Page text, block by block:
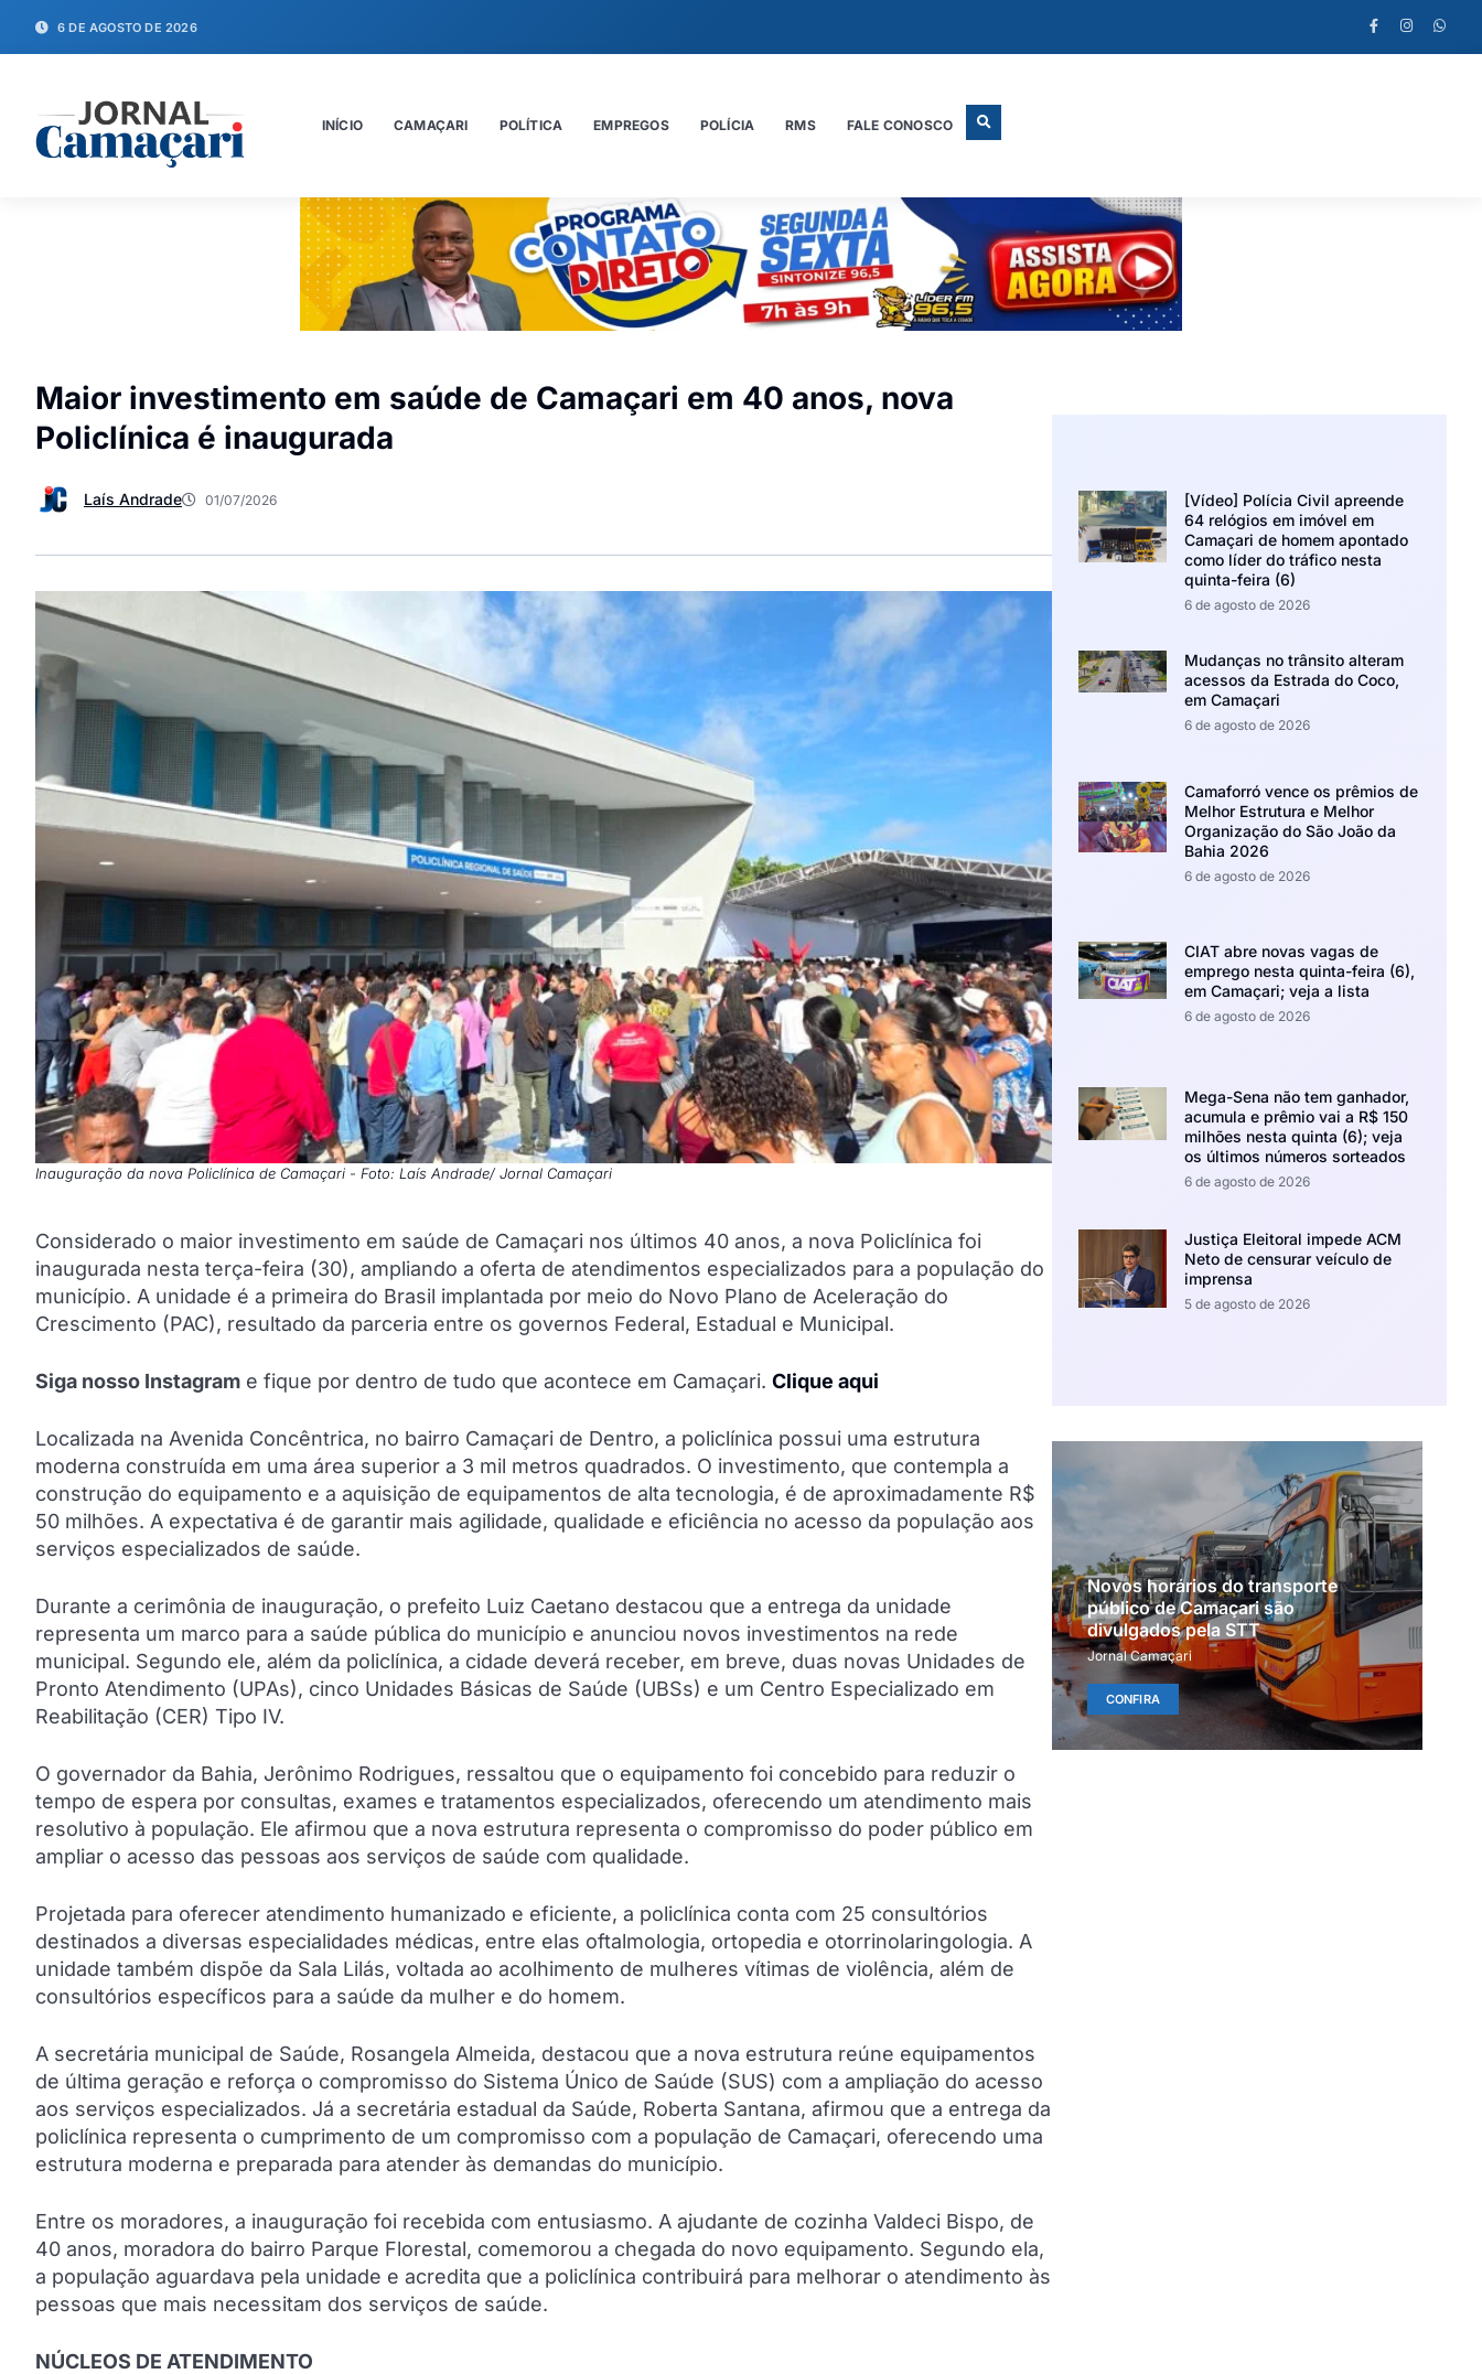
6 DE AGOSTO DE 2026
INÍCIO CAMAÇARI POLÍTICA EMPREGOS POLÍCIA RMS FALE CONOSCO
Maior investimento em saúde de Camaçari em 40 anos, nova
Policlínica é inaugurada
Laís Andrade 01/07/2026
Inauguração da nova Policlínica de Camaçari - Foto: Laís Andrade/ Jornal Camaçari
Considerado o maior investimento em saúde de Camaçari nos últimos 40 anos, a nova Policlínica foi
inaugurada nesta terça-feira (30), ampliando a oferta de atendimentos especializados para a população do
município. A unidade é a primeira do Brasil implantada por meio do Novo Plano de Aceleração do
Crescimento (PAC), resultado da parceria entre os governos Federal, Estadual e Municipal.
Siga nosso Instagram e fique por dentro de tudo que acontece em Camaçari. Clique aqui
Localizada na Avenida Concêntrica, no bairro Camaçari de Dentro, a policlínica possui uma estrutura
moderna construída em uma área superior a 3 mil metros quadrados. O investimento, que contempla a
construção do equipamento e a aquisição de equipamentos de alta tecnologia, é de aproximadamente R$
50 milhões. A expectativa é de garantir mais agilidade, qualidade e eficiência no acesso da população aos
serviços especializados de saúde.
Durante a cerimônia de inauguração, o prefeito Luiz Caetano destacou que a entrega da unidade
representa um marco para a saúde pública do município e anunciou novos investimentos na rede
municipal. Segundo ele, além da policlínica, a cidade deverá receber, em breve, duas novas Unidades de
Pronto Atendimento (UPAs), cinco Unidades Básicas de Saúde (UBSs) e um Centro Especializado em
Reabilitação (CER) Tipo IV.
O governador da Bahia, Jerônimo Rodrigues, ressaltou que o equipamento foi concebido para reduzir o
tempo de espera por consultas, exames e tratamentos especializados, oferecendo um atendimento mais
resolutivo à população. Ele afirmou que a nova estrutura representa o compromisso do poder público em
ampliar o acesso das pessoas aos serviços de saúde com qualidade.
Projetada para oferecer atendimento humanizado e eficiente, a policlínica conta com 25 consultórios
destinados a diversas especialidades médicas, entre elas oftalmologia, ortopedia e otorrinolaringologia. A
unidade também dispõe da Sala Lilás, voltada ao acolhimento de mulheres vítimas de violência, além de
consultórios específicos para a saúde da mulher e do homem.
A secretária municipal de Saúde, Rosangela Almeida, destacou que a nova estrutura reúne equipamentos
de última geração e reforça o compromisso do Sistema Único de Saúde (SUS) com a ampliação do acesso
aos serviços especializados. Já a secretária estadual da Saúde, Roberta Santana, afirmou que a entrega da
policlínica representa o cumprimento de um compromisso com a população de Camaçari, oferecendo uma
estrutura moderna e preparada para atender às demandas do município.
Entre os moradores, a inauguração foi recebida com entusiasmo. A ajudante de cozinha Valdeci Bispo, de
40 anos, moradora do bairro Parque Florestal, comemorou a chegada do novo equipamento. Segundo ela,
a população aguardava pela unidade e acredita que a policlínica contribuirá para melhorar o atendimento às
pessoas que mais necessitam dos serviços de saúde.
NÚCLEOS DE ATENDIMENTO
[Vídeo] Polícia Civil apreende
64 relógios em imóvel em
Camaçari de homem apontado
como líder do tráfico nesta
quinta-feira (6)
6 de agosto de 2026
Mudanças no trânsito alteram
acessos da Estrada do Coco,
em Camaçari
6 de agosto de 2026
Camaforró vence os prêmios de
Melhor Estrutura e Melhor
Organização do São João da
Bahia 2026
6 de agosto de 2026
CIAT abre novas vagas de
emprego nesta quinta-feira (6),
em Camaçari; veja a lista
6 de agosto de 2026
Mega-Sena não tem ganhador,
acumula e prêmio vai a R$ 150
milhões nesta quinta (6); veja
os últimos números sorteados
6 de agosto de 2026
Justiça Eleitoral impede ACM
Neto de censurar veículo de
imprensa
5 de agosto de 2026
Novos horários do transporte
público de Camaçari são
divulgados pela STT
Jornal Camaçari
CONFIRA